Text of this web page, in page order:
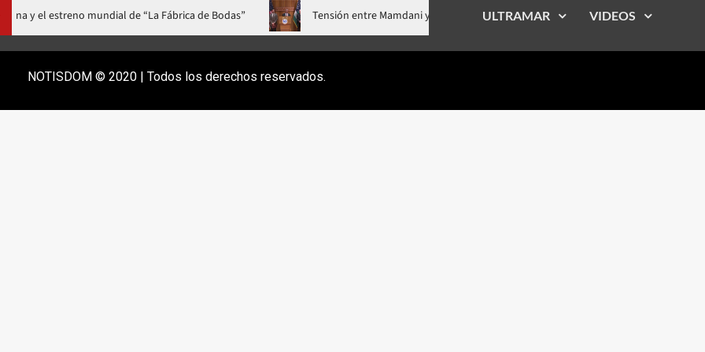
gala a casa llena y el estreno mundial de “La Fábrica de Bodas” Tensión entre Mamdani y Espaillat marca incómoda aparición junto a
ULTRAMAR VIDEOS
NOTISDOM © 2020 | Todos los derechos reservados.